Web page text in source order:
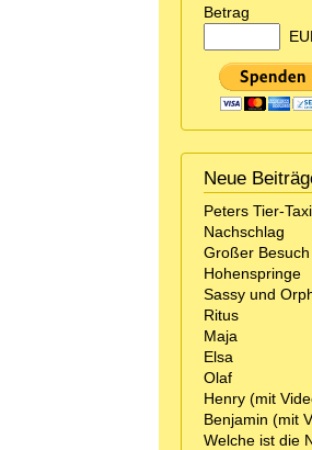
Betrag
Neue
Peters Tier-Taxi
Nachschlag
Großer
Hohenspringe
Sassy und
Ritus
Maja
Elsa
Olaf
Henry (mit
Benjamin (mit
Welche ist die